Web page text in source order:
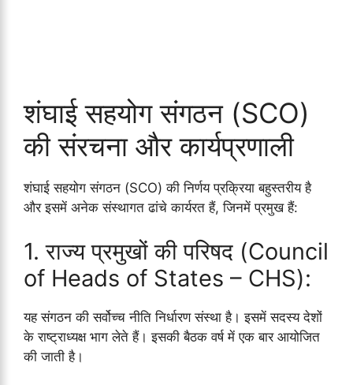
शंघाई सहयोग संगठन (SCO)
की संरचना और कार्यप्रणाली
शंघाई सहयोग संगठन (SCO) की निर्णय प्रक्रिया बहुस्तरीय है
और इसमें अनेक संस्थागत ढांचे कार्यरत हैं, जिनमें प्रमुख हैं:
1. राज्य प्रमुखों की परिषद (Council
of Heads of States – CHS):
यह संगठन की सर्वोच्च नीति निर्धारण संस्था है। इसमें सदस्य देशों
के राष्ट्राध्यक्ष भाग लेते हैं। इसकी बैठक वर्ष में एक बार आयोजित
की जाती है।